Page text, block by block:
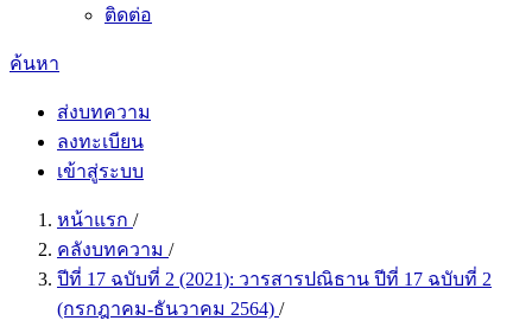
ติดต่อ
ค้นหา
ส่งบทความ
ลงทะเบียน
เข้าสู่ระบบ
หน้าแรก /
คลังบทความ /
ปีที่ 17 ฉบับที่ 2 (2021): วารสารปณิธาน ปีที่ 17 ฉบับที่ 2
(กรกฎาคม-ธันวาคม 2564) /